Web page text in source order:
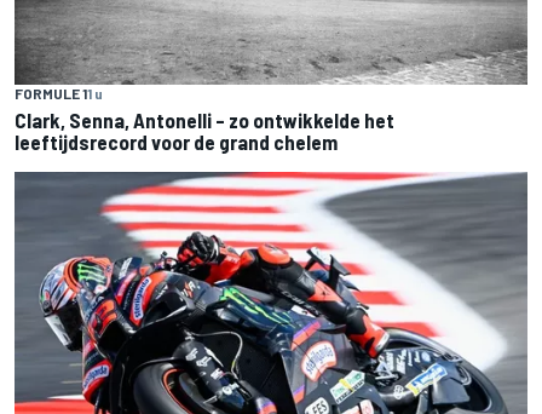
FORMULE 11 u
Clark, Senna, Antonelli – zo ontwikkelde het
leeftijdsrecord voor de grand chelem